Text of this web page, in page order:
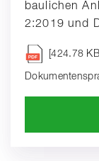
baulichen
2:2019 und
[424.78 KB]